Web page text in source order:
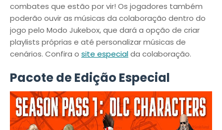
combates que estão por vir! Os jogadores também
poderão ouvir as músicas da colaboração dentro do
jogo pelo Modo Jukebox, que dará a opção de criar
playlists próprias e até personalizar músicas de
cenários. Confira o site especialda colaboração.
Pacote de Edição Especial